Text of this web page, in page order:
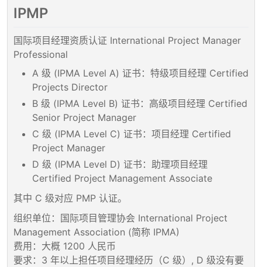
IPMP
国际项目经理资质认证 International Project Manager
Professional
A 级 (IPMA Level A) 证书：特级项目经理 Certified
Projects Director
B 级 (IPMA Level B) 证书：高级项目经理 Certified
Senior Project Manager
C 级 (IPMA Level C) 证书：项目经理 Certified
Project Manager
D 级 (IPMA Level D) 证书：助理项目经理
Certified Project Management Associate
其中 C 级对应 PMP 认证。
组织单位：国际项目管理协会 International Project
Management Association (简称 IPMA)
费用：大概 1200 人民币
要求：3 年以上担任项目经理经历（C 级）, D 级没有要